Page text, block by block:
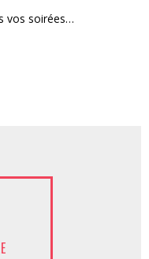
vos soirées…